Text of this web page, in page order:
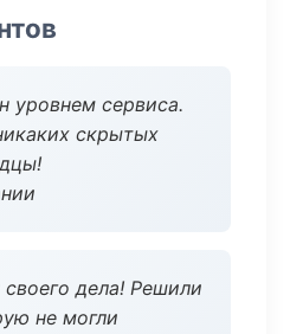
уровнем сервиса.
скрытых
дела! Решили
не могли